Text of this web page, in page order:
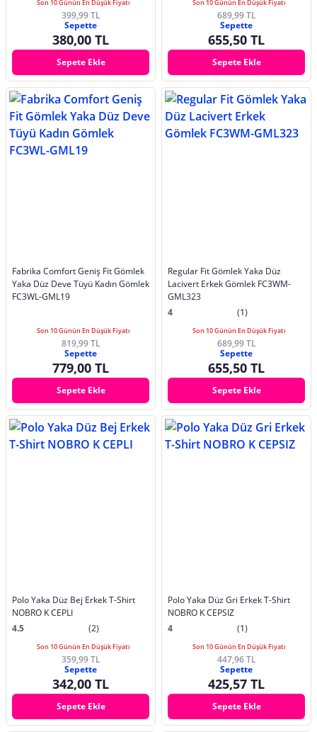
Son 10 Günün En Düşük Fiyatı
399,99 TL
Sepette
380,00 TL
Sepete Ekle
Son 10 Günün En Düşük Fiyatı
689,99 TL
Sepette
655,50 TL
Sepete Ekle
Fabrika Comfort Geniş Fit Gömlek
Yaka Düz Deve Tüyü Kadın Gömlek
FC3WL-GML19
Son 10 Günün En Düşük Fiyatı
819,99 TL
Sepette
779,00 TL
Sepete Ekle
Regular Fit Gömlek Yaka Düz
Lacivert Erkek Gömlek FC3WM-
GML323
4
(1)
Son 10 Günün En Düşük Fiyatı
689,99 TL
Sepette
655,50 TL
Sepete Ekle
Polo Yaka Düz Bej Erkek T-Shirt
NOBRO K CEPLI
4.5
(2)
Son 10 Günün En Düşük Fiyatı
359,99 TL
Sepette
342,00 TL
Sepete Ekle
Polo Yaka Düz Gri Erkek T-Shirt
NOBRO K CEPSIZ
4
(1)
Son 10 Günün En Düşük Fiyatı
447,96 TL
Sepette
425,57 TL
Sepete Ekle